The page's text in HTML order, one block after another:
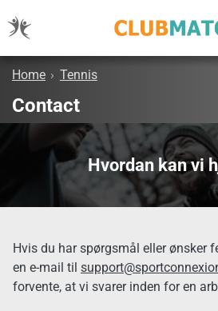
Home › Tennis
Contact
Hvordan kan vi
Hvis du har spørgsmål eller ønsker
en e-mail til
forvente, at vi svarer inden for en